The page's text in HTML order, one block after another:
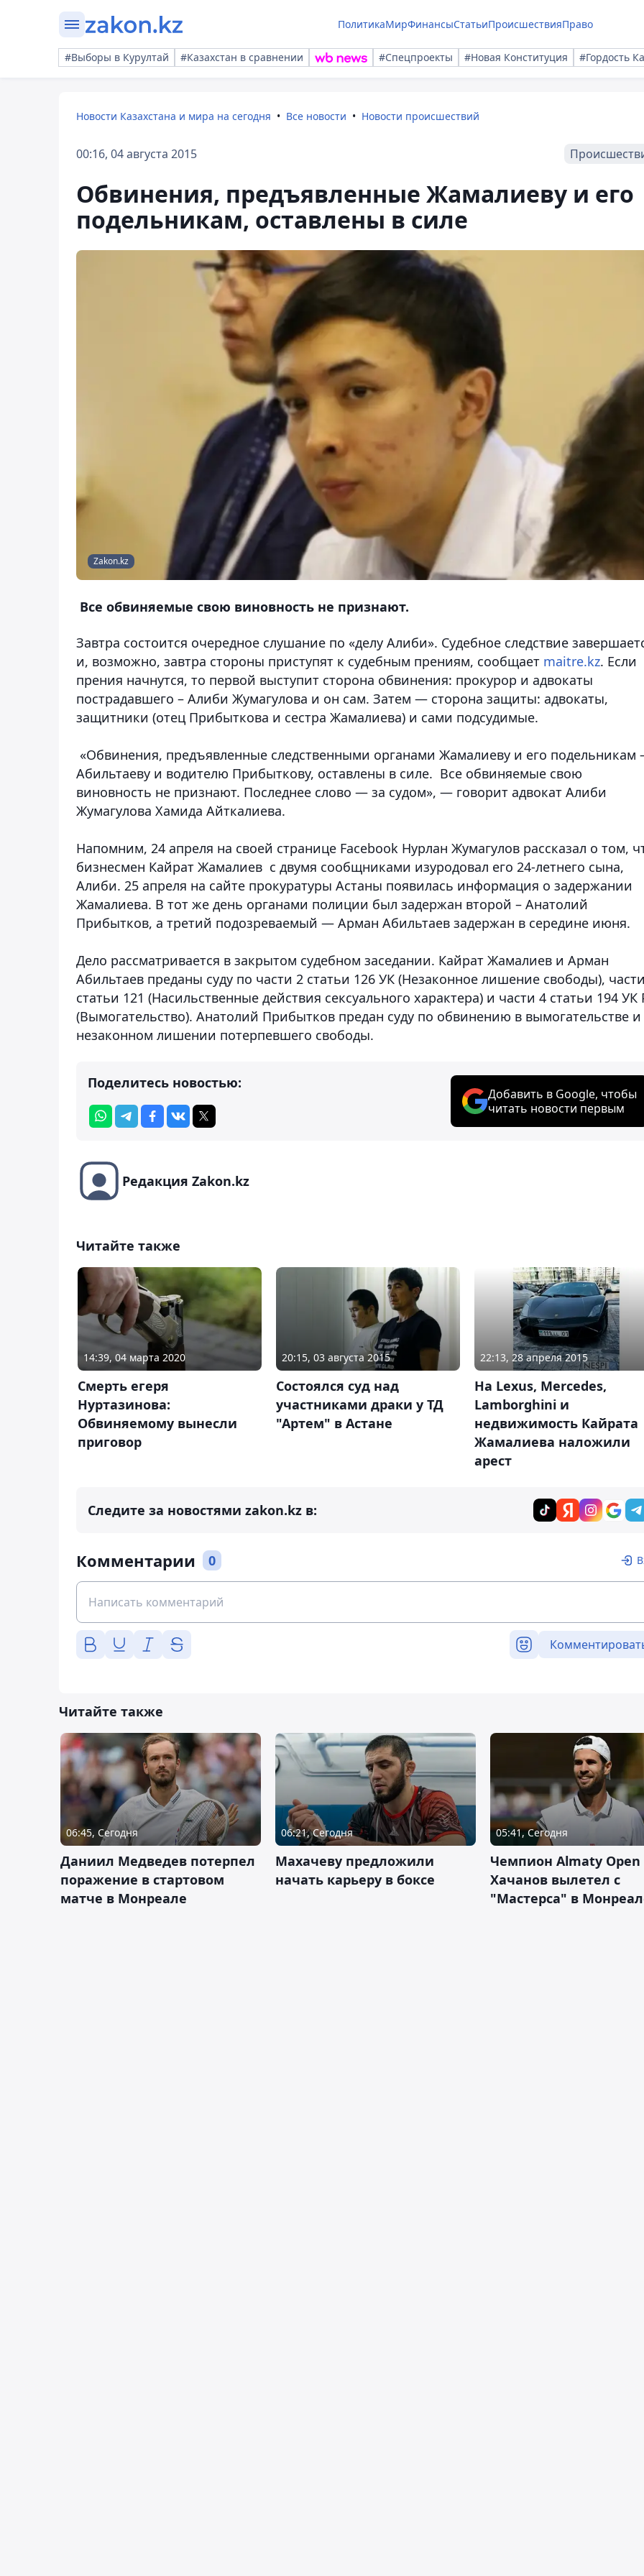
ПолитикаМирФинансыСтатьиПроисшествияПраво
#Выборы в Курултай #Казахстан в сравнении #Спецпроекты #Новая Конституция #Гордость
Новости Казахстана и мира на сегодня Все новости Новости происшествий
00:16, 04 августа 2015
Обвинения, предъявленные Жамалиеву и его
подельникам, оставлены в силе
Zakon.kz
Все обвиняемые свою виновность не признают.
Завтра состоится очередное слушание по «делу Алиби». Судебное следствие
и, возможно, завтра стороны приступят к судебным прениям, сообщает maitre.kz. Если
прения начнутся, то первой выступит сторона обвинения: прокурор и адвокаты
пострадавшего – Алиби Жумагулова и он сам. Затем — сторона защиты: адвокаты,
защитники (отец Прибыткова и сестра Жамалиева) и сами подсудимые.
«Обвинения, предъявленные следственными органами Жамалиеву и его подельникам
Абильтаеву и водителю Прибыткову, оставлены в силе. Все обвиняемые свою
виновность не признают. Последнее слово — за судом», — говорит адвокат Алиби
Жумагулова Хамида Айткалиева.
Напомним, 24 апреля на своей странице Facebook Нурлан Жумагулов рассказал о том,
бизнесмен Кайрат Жамалиев с двумя сообщниками изуродовал его 24-летнего сына,
Алиби. 25 апреля на сайте прокуратуры Астаны появилась информация о задержании
Жамалиева. В тот же день органами полиции был задержан второй – Анатолий
Прибытков, а третий подозреваемый — Арман Абильтаев задержан в середине июня.
Дело рассматривается в закрытом судебном заседании. Кайрат Жамалиев и Арман
Абильтаев преданы суду по части 2 статьи 126 УК (Незаконное лишение свободы),
статьи 121 (Насильственные действия сексуального характера) и части 4 статьи 194 УК
(Вымогательство). Анатолий Прибытков предан суду по обвинению в вымогательстве и
незаконном лишении потерпевшего свободы.
Поделитесь новостью:
Добавить в Google, чтобы
читать новости первым
Редакция Zakon.kz
Читайте также
14:39, 04 марта 2020
Смерть егеря
Нуртазинова:
Обвиняемому вынесли
приговор
20:15, 03 августа 2015
Состоялся суд над
участниками драки у ТД
"Артем" в Астане
22:13, 28 апреля 2015
На Lexus, Mercedes,
Lamborghini и
недвижимость Кайрата
Жамалиева наложили
арест
Следите за новостями zakon.kz в:
Комментарии 0
Читайте также
06:45, Сегодня
Даниил Медведев потерпел
поражение в стартовом
матче в Монреале
06:21, Сегодня
Махачеву предложили
начать карьеру в боксе
05:41, Сегодня
Чемпион Almaty Open
Хачанов вылетел с
"Мастерса" в